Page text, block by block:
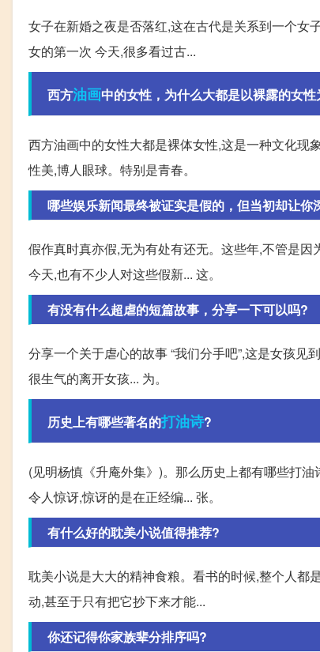
女子在新婚之夜是否落红,这在古代是关系到一个女
女的第一次 今天,很多看过古...
西方油画中的女性，为什么大都是以裸露的女
西方油画中的女性大都是裸体女性,这是一种文化现
性美,博人眼球。特别是青春。
哪些娱乐新闻最终被证实是假的，但当初却让你
假作真时真亦假,无为有处有还无。这些年,不管是
今天,也有不少人对这些假新... 这。
有没有什么超虐的短篇故事，分享一下可以吗?
分享一个关于虐心的故事 “我们分手吧”,这是女孩见
很生气的离开女孩... 为。
历史上有哪些著名的打油诗?
(见明杨慎《升庵外集》)。那么历史上都有哪些打
令人惊讶,惊讶的是在正经编... 张。
有什么好的耽美小说值得推荐?
耽美小说是大大的精神食粮。看书的时候,整个人都
动,甚至于只有把它抄下来才能...
你还记得你家族辈分排序吗?